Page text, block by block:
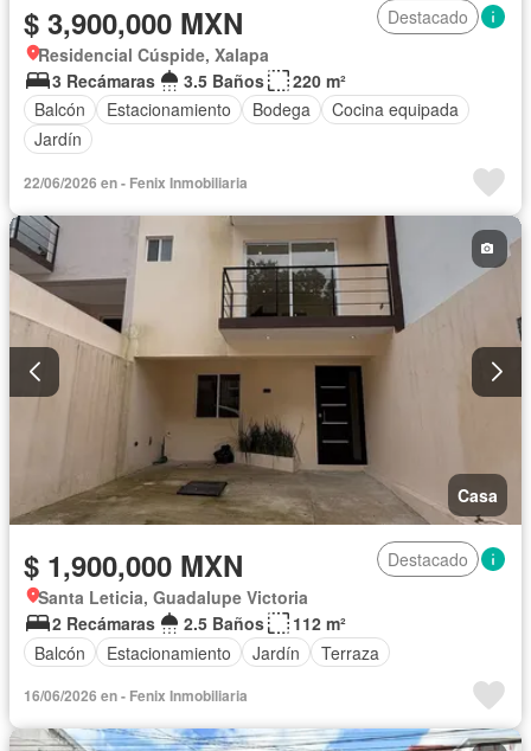
$ 3,900,000 MXN
Destacado
Residencial Cúspide, Xalapa
3 Recámaras
3.5 Baños
220 m²
Balcón
Estacionamiento Bodega
Cocina equipada
Jardín
22/06/2026 en - Fenix Inmobiliaria
Casa
$ 1,900,000 MXN
Destacado
Santa Leticia, Guadalupe Victoria
2 Recámaras
2.5 Baños
112 m²
Balcón
Estacionamiento Jardín Terraza
16/06/2026 en - Fenix Inmobiliaria